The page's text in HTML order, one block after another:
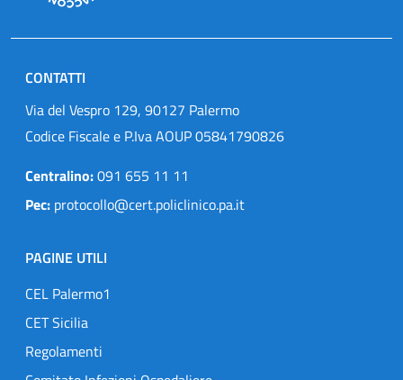
CONTATTI
Via del Vespro 129, 90127 Palermo
Codice Fiscale e P.Iva AOUP 05841790826
Centralino:091 655 11 11
Pec: protocollo@cert.policlinico.pa.it
PAGINE UTILI
CEL Palermo1
CET Sicilia
Regolamenti